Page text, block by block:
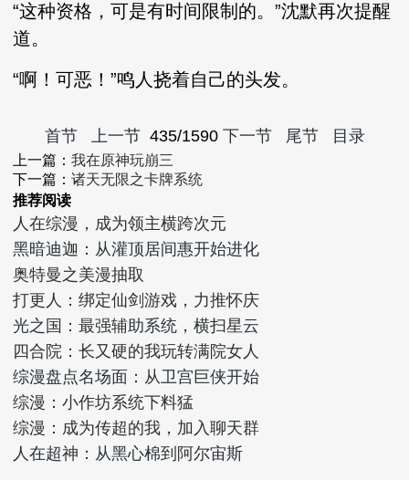
“这种资格，可是有时间限制的。”沈默再次提醒
道。
“啊！可恶！”鸣人挠着自己的头发。
首节 上一节 435/1590 下一节 尾节 目录
上一篇：我在原神玩崩三
下一篇：诸天无限之卡牌系统
推荐阅读
人在综漫，成为领主横跨次元
黑暗迪迦：从灌顶居间惠开始进化
奥特曼之美漫抽取
打更人：绑定仙剑游戏，力推怀庆
光之国：最强辅助系统，横扫星云
四合院：长又硬的我玩转满院女人
综漫盘点名场面：从卫宫巨侠开始
综漫：小作坊系统下料猛
综漫：成为传超的我，加入聊天群
人在超神：从黑心棉到阿尔宙斯